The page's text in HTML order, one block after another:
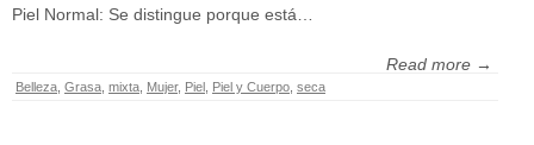
Piel Normal: Se distingue porque está…
Read more →
Belleza Grasa mixta Mujer, Piel Piel y Cuerpo seca